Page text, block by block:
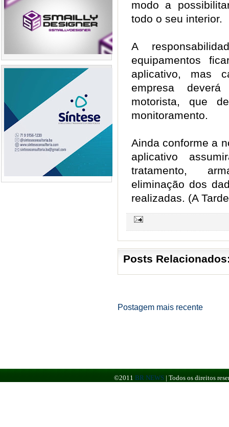
modo a
todo o seu interior.
A
equipamentos
aplicativo, mas
empresa
motorista, que
monitoramento.
Ainda conforme a
aplicativo
tratamento,
eliminação dos
realizadas. (A
Posts
Postagem mais recente
©2011 BR NEWS | Todos os direitos